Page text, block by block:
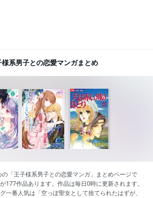
様系男子との恋愛マンガまとめ
「王子様系男子との恋愛マンガ」まとめページで
177作品あります。作品は毎日0時に更新されます。
一番人気は「空っぽ聖女として捨てられたはずが、